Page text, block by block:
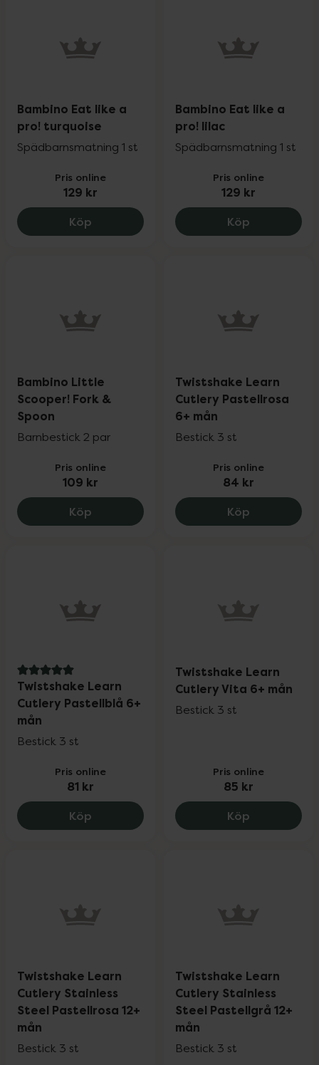
Bambino Eat like a
pro! turquoise
Spädbarnsmatning 1 st
Pris online
129 kr
Köp Bambino Eat like a pro! turquoise, 129
Bambino Eat like a
pro! lilac
Spädbarnsmatning 1 st
Pris online
129 kr
Köp Bambino
Bambino Little
Scooper! Fork &
Spoon
Barnbestick 2 par
Pris online
109 kr
Köp Bambino Little Scooper! Fork & Spoon,
Twistshake Learn
Cutlery Pastellrosa
6+ mån
Bestick 3 st
Pris online
84 kr
Köp
5 av 5 i omdöme
Twistshake Learn
Cutlery Pastellblå 6+
mån
Bestick 3 st
Pris online
81 kr
Köp Twistshake Learn Cutlery Pastellblå 6+
Twistshake Learn
Cutlery Vita 6+ mån
Bestick 3 st
Pris online
85 kr
Köp
Twistshake Learn
Cutlery Stainless
Steel Pastellrosa 12+
mån
Bestick 3 st
Twistshake Learn
Cutlery Stainless
Steel Pastellgrå 12+
mån
Bestick 3 st